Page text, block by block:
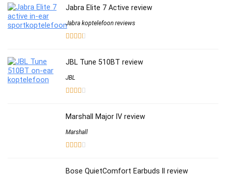
Jabra Elite 7 Active review
Jabra koptelefoon reviews
JBL Tune 510BT review
JBL
Marshall Major IV review
Marshall